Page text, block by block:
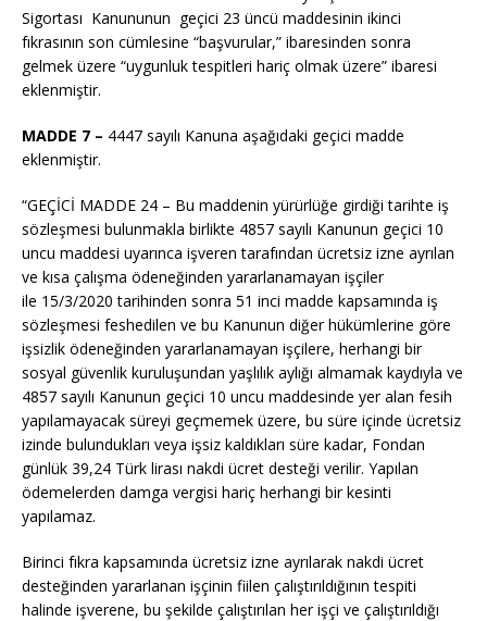
Sigortası Kanununun geçici 23 üncü maddesinin ikinci
fıkrasının son cümlesine “başvurular,” ibaresinden sonra
gelmek üzere “uygunluk tespitleri hariç olmak üzere” ibaresi
eklenmiştir.
MADDE 7 – 4447 sayılı Kanuna aşağıdaki geçici madde
eklenmiştir.
“GEÇİCİ MADDE 24 – Bu maddenin yürürlüğe girdiği tarihte iş
sözleşmesi bulunmakla birlikte 4857 sayılı Kanunun geçici 10
uncu maddesi uyarınca işveren tarafından ücretsiz izne ayrılan
ve kısa çalışma ödeneğinden yararlanamayan işçiler
ile 15/3/2020 tarihinden sonra 51 inci madde kapsamında iş
sözleşmesi feshedilen ve bu Kanunun diğer hükümlerine göre
işsizlik ödeneğinden yararlanamayan işçilere, herhangi bir
sosyal güvenlik kuruluşundan yaşlılık aylığı almamak kaydıyla ve
4857 sayılı Kanunun geçici 10 uncu maddesinde yer alan fesih
yapılamayacak süreyi geçmemek üzere, bu süre içinde ücretsiz
izinde bulundukları veya işsiz kaldıkları süre kadar, Fondan
günlük 39,24 Türk lirası nakdi ücret desteği verilir. Yapılan
ödemelerden damga vergisi hariç herhangi bir kesinti
yapılamaz.
Birinci fıkra kapsamında ücretsiz izne ayrılarak nakdi ücret
desteğinden yararlanan işçinin fiilen çalıştırıldığının tespiti
halinde işverene, bu şekilde çalıştırılan her işçi ve çalıştırıldığı